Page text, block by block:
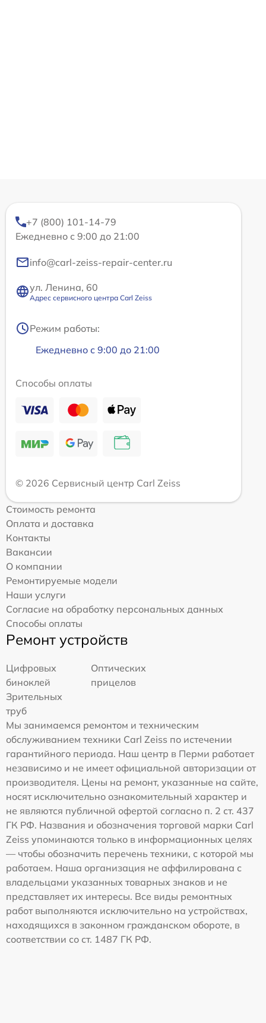
+7 (800) 101-14-79
Ежедневно с 9:00 до 21:00
info@carl-zeiss-repair-center.ru
ул. Ленина, 60
Адрес сервисного центра Carl Zeiss
Режим работы:
Ежедневно с 9:00 до 21:00
Способы оплаты
© 2026 Сервисный центр Carl Zeiss
Стоимость ремонта
Оплата и доставка
Контакты
Вакансии
О компании
Ремонтируемые модели
Наши услуги
Согласие на обработку персональных данных
Способы оплаты
Ремонт устройств
Цифровых
биноклей
Оптических
прицелов
Зрительных
труб
Мы занимаемся ремонтом и техническим
обслуживанием техники Carl Zeiss по истечении
гарантийного периода. Наш центр в Перми работает
независимо и не имеет официальной авторизации от
производителя. Цены на ремонт, указанные на сайте,
носят исключительно ознакомительный характер и
не являются публичной офертой согласно п. 2 ст. 437
ГК РФ. Названия и обозначения торговой марки Carl
Zeiss упоминаются только в информационных целях
— чтобы обозначить перечень техники, с которой мы
работаем. Наша организация не аффилирована с
владельцами указанных товарных знаков и не
представляет их интересы. Все виды ремонтных
работ выполняются исключительно на устройствах,
находящихся в законном гражданском обороте, в
соответствии со ст. 1487 ГК РФ.